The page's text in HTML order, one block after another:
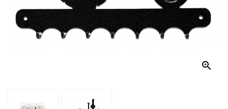
Déco
pour
collectionneurs
